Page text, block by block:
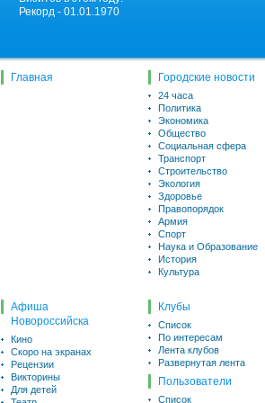
Рекорд - 01.01.1970
Главная Городские новости
24 часа
Политика
Экономика
Общество
Социальная сфера
Транспорт
Строительство
Экология
Здоровье
Правопорядок
Армия
Спорт
Наука и Образование
История
Культура
Афиша
Новороссийска
Кино
Скоро на экранах
Рецензии
Викторины
Для детей
Клубы
Список
По интересам
Лента клубов
Развернутая лента
Пользователи
Список